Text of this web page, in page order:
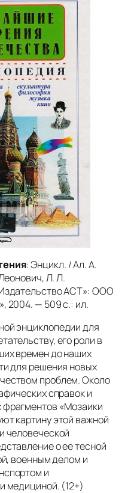
: Энцикл. / Ал. А.
Л. Л.
АСТ»: ООО
2004. — 509 с.: ил.
энциклопедии для
его роли в
времен до наших
для решения новых
проблем. Около
справок и
«Мозаики
картину этой важной
человеческой
о ее тесной
военным делом и
и
медициной. (12+)